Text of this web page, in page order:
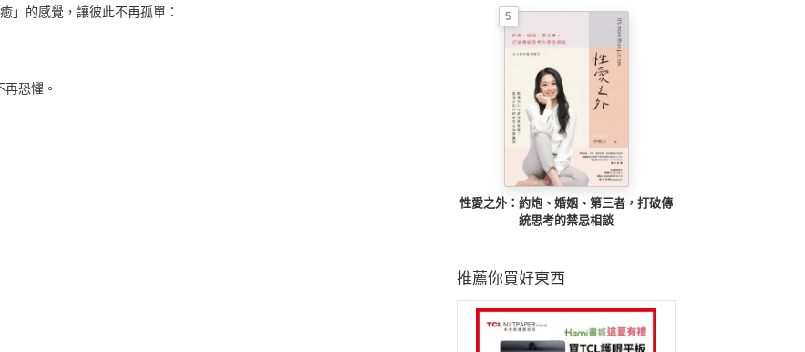
」的感覺，讓彼此不再孤單：
恐懼。
5
性愛之外：約炮、婚姻、第三者，打破傳
統思考的禁忌相談
推薦你買好東西